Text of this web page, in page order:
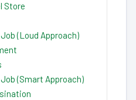
Store
(Loud Approach)
(Smart Approach)